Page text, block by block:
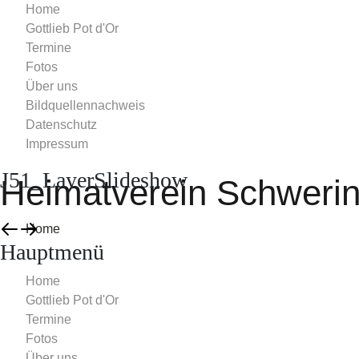
Home
Gottlieb Pot d'Or
Termine
Fotos
Über uns
Bildquellennachweis
Datenschutz
Impressum
Heimatverein
Home
Gottlieb Pot d'Or
Termine
Fotos
Über uns
Bildquellennachweis
Datenschutz
J51_LayerSlideshow
Hauptmenü
Home
Gottlieb Pot d'Or
Termine
Fotos